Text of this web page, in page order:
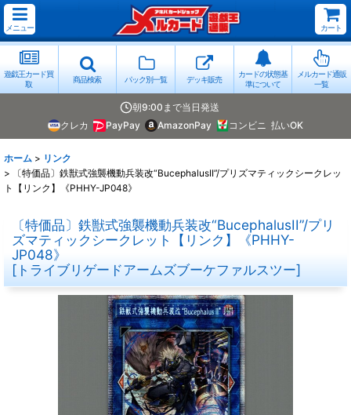
メニュー カート
遊戯王カード買
取
商品検索 パック別一覧 デッキ販売
カードの状態基
準について
メルカード通販
一覧
朝9:00まで当日発送
クレカ
PayPay AmazonPay コンビニ 払いOK
ホーム > リンク
>
〔特価品〕鉄獣式強襲機動兵装改“BucephalusII”/プリズマティックシークレッ
ト【リンク】《PHHY-JP048》
〔特価品〕鉄獣式強襲機動兵装改“BucephalusII”/プリ
ズマティックシークレット【リンク】《PHHY-
JP048》
[ トライブリゲードアームズブーケファルスツー]